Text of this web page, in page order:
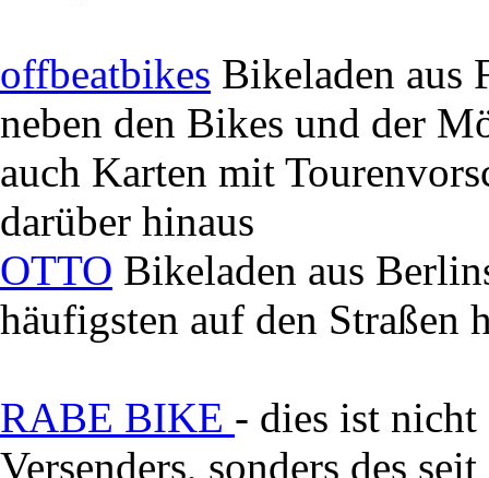
offbeatbikes Bikeladen aus
neben den Bikes und der
auch Karten mit
darüber hinaus
OTTO Bikeladen aus
häufigsten auf den Straßen
RABE BIKE - dies ist nicht
Versenders, sonders des